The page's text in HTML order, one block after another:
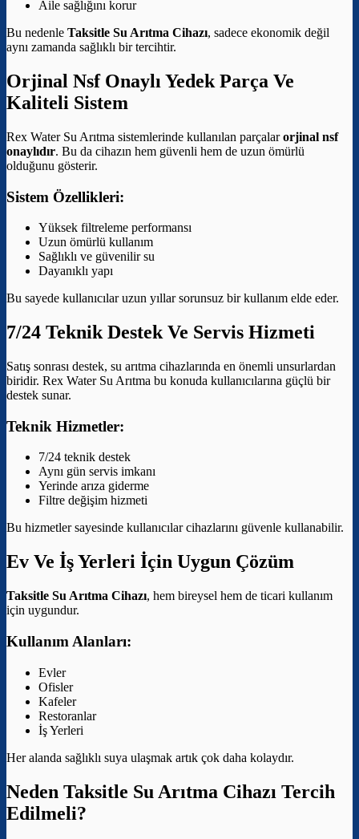
Aile sağlığını korur
Bu nedenle Taksitle Su Arıtma Cihazı, sadece ekonomik değil
aynı zamanda sağlıklı bir tercihtir.
Orjinal Nsf Onaylı Yedek Parça Ve
Kaliteli Sistem
Rex Water Su Arıtma sistemlerinde kullanılan parçalarorjinal nsf
onaylıdır. Bu da cihazın hem güvenli hem de uzun ömürlü
olduğunu gösterir.
Sistem Özellikleri:
Yüksek filtreleme performansı
Uzun ömürlü kullanım
Sağlıklı ve güvenilir su
Dayanıklı yapı
Bu sayede kullanıcılar uzun yıllar sorunsuz bir kullanım elde eder.
7/24 Teknik Destek Ve Servis Hizmeti
Satış sonrası destek, su arıtma cihazlarında en önemli unsurlardan
biridir. Rex Water Su Arıtma bu konuda kullanıcılarına güçlü bir
destek sunar.
Teknik Hizmetler:
7/24 teknik destek
Aynı gün servis imkanı
Yerinde arıza giderme
Filtre değişim hizmeti
Bu hizmetler sayesinde kullanıcılar cihazlarını güvenle kullanabilir.
Ev Ve İş Yerleri İçin Uygun Çözüm
Taksitle Su Arıtma Cihazı, hem bireysel hem de ticari kullanım
için uygundur.
Kullanım Alanları:
Evler
Ofisler
Kafeler
Restoranlar
İş Yerleri
Her alanda sağlıklı suya ulaşmak artık çok daha kolaydır.
Neden Taksitle Su Arıtma Cihazı Tercih
Edilmeli?